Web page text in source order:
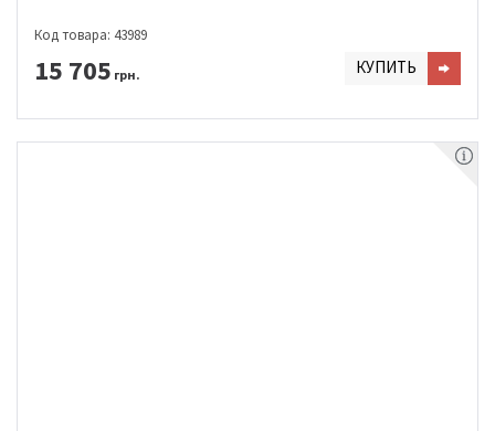
Код товара: 43989
15 705 грн. КУПИТЬ